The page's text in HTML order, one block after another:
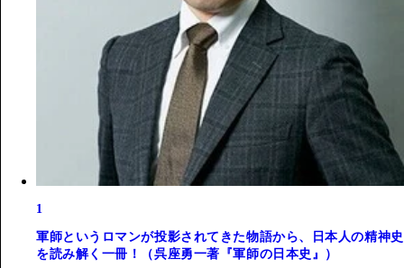
1
軍師というロマンが投影されてきた物語から、日本人の精神史
を読み解く一冊！（呉座勇一著『軍師の日本史』）